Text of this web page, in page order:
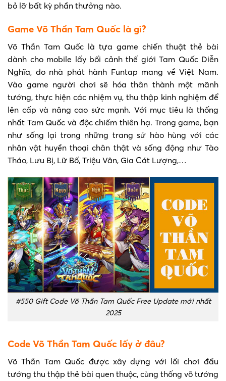
bỏ lỡ bất kỳ phần thưởng nào.
Game Võ Thần Tam Quốc là gì?
Võ Thần Tam Quốc là tựa game chiến thuật thẻ bài
dành cho mobile lấy bối cảnh thế giới Tam Quốc Diễn
Nghĩa, do nhà phát hành Funtap mang về Việt Nam.
Vào game người chơi sẽ hóa thân thành một mãnh
tướng, thực hiện các nhiệm vụ, thu thập kinh nghiệm để
lên cấp và nâng cao sức mạnh. Với mục tiêu là thống
nhất Tam Quốc và độc chiếm thiên hạ. Trong game, bạn
như sống lại trong những trang sử hào hùng với các
nhân vật huyền thoại chân thật và sống động như Tào
Tháo, Lưu Bị, Lữ Bố, Triệu Vân, Gia Cát Lượng,…
#550 Gift Code Võ Thần Tam Quốc Free Update mới nhất
2025
Code Võ Thần Tam Quốc lấy ở đâu?
Võ Thần Tam Quốc được xây dựng với lối chơi đấu
tướng thu thập thẻ bài quen thuộc, cùng thống võ tướng